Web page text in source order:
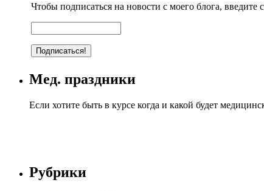
Чтобы подписаться на новости с моего блога, введите
Мед. праздники
Если хотите быть в курсе когда и какой будет
Рубрики